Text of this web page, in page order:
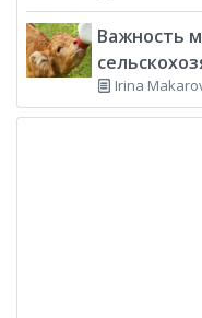
Важность
Irina